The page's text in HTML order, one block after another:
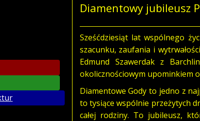
Diamentowy jubileusz
Sześćdziesiąt lat wspólnego
szacunku, zaufania i
Edmund Szawerdak z
okolicznościowym upominkiem
Diamentowe Gody to jedno z
to tysiące wspólnie przeżytych
całej rodziny. To jubileusz,